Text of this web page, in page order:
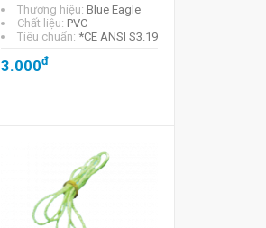
Thương hiệu: Blue Eagle
Chất liệu: PVC
Tiêu chuẩn: *CE ANSI S3.19
3.000đ